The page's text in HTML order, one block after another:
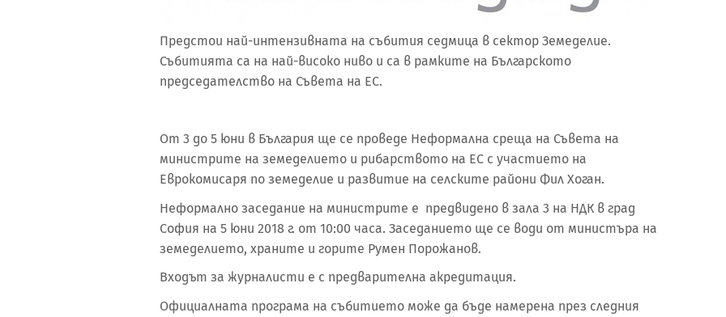
Предстои най-интензивната на събития седмица в сектор Земеделие.
Събитията са на най-високо ниво и са в рамките на Българското
председателство на Съвета на ЕС.
От 3 до 5 юни в България ще се проведе Неформална среща на Съвета на
министрите на земеделието и рибарството на ЕС с участието на
Еврокомисаря по земеделие и развитие на селските райони Фил Хоган.
Неформално заседание на министрите е предвидено в зала 3 на НДК в град
София на 5 юни 2018 г. от 10:00 часа. Заседанието ще се води от министъра на
земеделието, храните и горите Румен Порожанов.
Входът за журналисти е с предварителна акредитация.
Официалната програма на събитието може да бъде намерена през следния